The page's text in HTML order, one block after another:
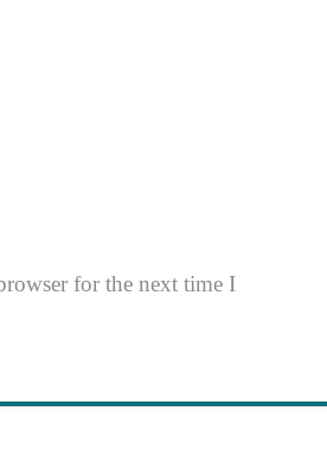
for the next time I